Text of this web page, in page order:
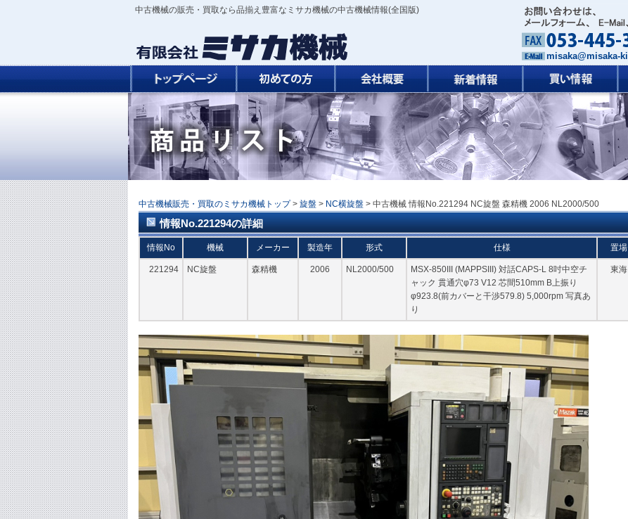
中古機械の販売・買取なら品揃え豊富なミサカ機械の中古機械情報(全国版)
misaka@misaka-
中古機械販売・買取のミサカ機械トップ > 旋盤 > NC横旋盤 > 中古機械 情報No.221294 NC旋盤 森精機 2006 NL2000/500
情報No.221294の詳細
情報No 機械 メーカー 製造年 形式 仕様 置場
221294 NC旋盤 森精機 2006 NL2000/500
MSX-850III (MAPPSIII) 対話CAPS-L 8吋中空チ
ャック 貫通穴φ73 V12 芯間510mm B上振り
φ923.8(前カバーと干渉579.8) 5,000rpm 写真あ
り
東海